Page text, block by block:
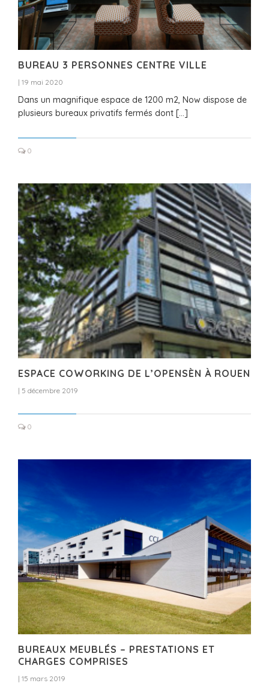
BUREAU 3 PERSONNES CENTRE VILLE
| 19 mai 2020
Dans un magnifique espace de 1200 m2, Now dispose de
plusieurs bureaux privatifs fermés dont […]
0
ESPACE COWORKING DE L’OPENSÈN À ROUEN
| 5 décembre 2019
0
BUREAUX MEUBLÉS – PRESTATIONS ET
CHARGES COMPRISES
| 15 mars 2019